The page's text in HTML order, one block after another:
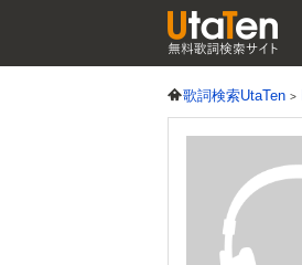
歌詞検索UtaTen